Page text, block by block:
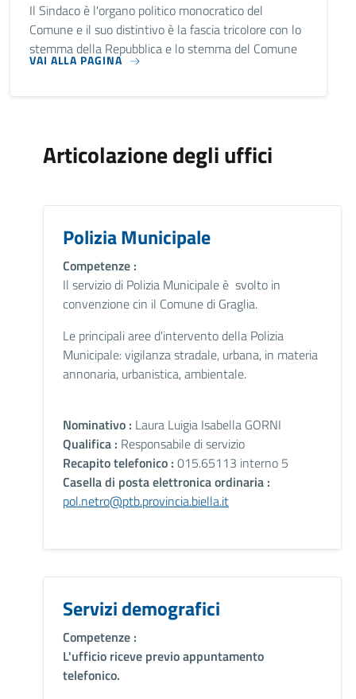
Il Sindaco è l'organo politico monocratico del
Comune e il suo distintivo è la fascia tricolore con lo
stemma della Repubblica e lo stemma del Comune
VAI ALLA PAGINA
Articolazione degli uffici
Polizia Municipale
Competenze :
Il servizio di Polizia Municipale è svolto in
convenzione cin il Comune di Graglia.
Le principali aree d'intervento della Polizia
Municipale: vigilanza stradale, urbana, in materia
annonaria, urbanistica, ambientale.
Nominativo : Laura Luigia Isabella GORNI
Qualifica : Responsabile di servizio
Recapito telefonico : 015.65113 interno 5
Casella di posta elettronica ordinaria :
pol.netro@ptb.provincia.biella.it
Servizi demografici
Competenze :
L'ufficio riceve previo appuntamento
telefonico.